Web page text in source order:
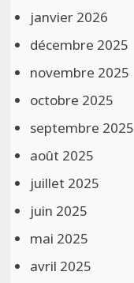
janvier 2026
décembre 2025
novembre 2025
octobre 2025
septembre 2025
août 2025
juillet 2025
juin 2025
mai 2025
avril 2025